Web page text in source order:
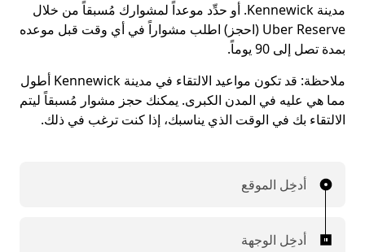
مدينة Kennewick. أو حدِّد موعداً لمشوارك مُسبقاً من خلال
Uber Reserve (احجز) اطلب مشواراً في أي وقت قبل موعده
بمدة تصل إلى 90 يوماً.
ملاحظة:
قد تكون مواعيد الالتقاء في مدينة Kennewick أطول
مما هي عليه في المدن الكبرى. يمكنك حجز مشوار مُسبقاً ليتم
الالتقاء بك في الوقت الذي يناسبك، إذا كنت ترغب في ذلك.
أدخِل الموقع
أدخِل الوجهة